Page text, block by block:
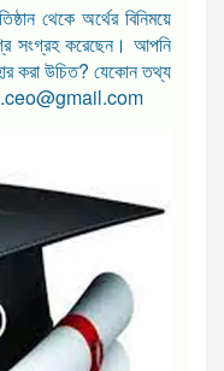
থেকে অর্থের বিনিময়ে
সংগ্রহ করেছেন। আপনি
করা উচিত? যেকোন তথ্য